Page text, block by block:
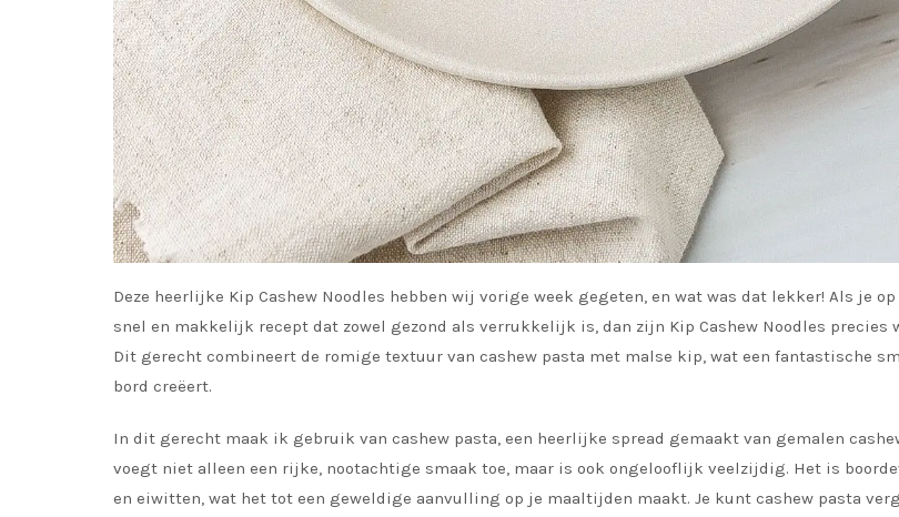
Deze heerlijke Kip Cashew Noodles hebben wij vorige week gegeten, en wat was dat lekker! Als je
snel en makkelijk recept dat zowel gezond als verrukkelijk is, dan zijn Kip Cashew Noodles precies
Dit gerecht combineert de romige textuur van cashew pasta met malse kip, wat een fantastische
bord creëert.
In dit gerecht maak ik gebruik van cashew pasta, een heerlijke spread gemaakt van gemalen
voegt niet alleen een rijke, nootachtige smaak toe, maar is ook ongelooflijk veelzijdig. Het is
en eiwitten, wat het tot een geweldige aanvulling op je maaltijden maakt. Je kunt cashew pasta